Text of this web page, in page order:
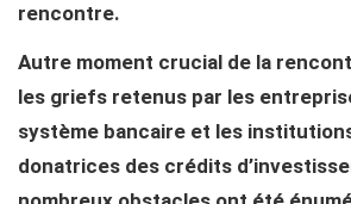
rencontre.
Autre moment crucial de la
les griefs retenus par les
système bancaire et les
donatrices des crédits